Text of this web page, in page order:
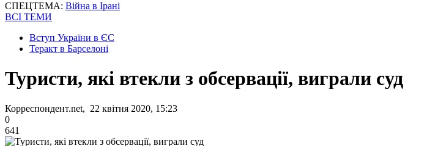
СПЕЦТЕМА: Війна в Ірані
ВСІ ТЕМИ
Вступ України в ЄС
Теракт в Барселоні
Туристи, які втекли з обсервації, виграли суд
Корреспондент.net, 22 квітня 2020, 15:23
0
641